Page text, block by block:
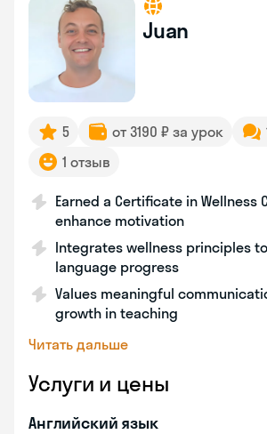
Juan
5 от 3190 ₽ за урок
1 отзыв
Earned a Certificate in Wellness
enhance motivation
Integrates wellness principles
language progress
Values meaningful
growth in teaching
Читать дальше
Услуги и цены
Английский язык